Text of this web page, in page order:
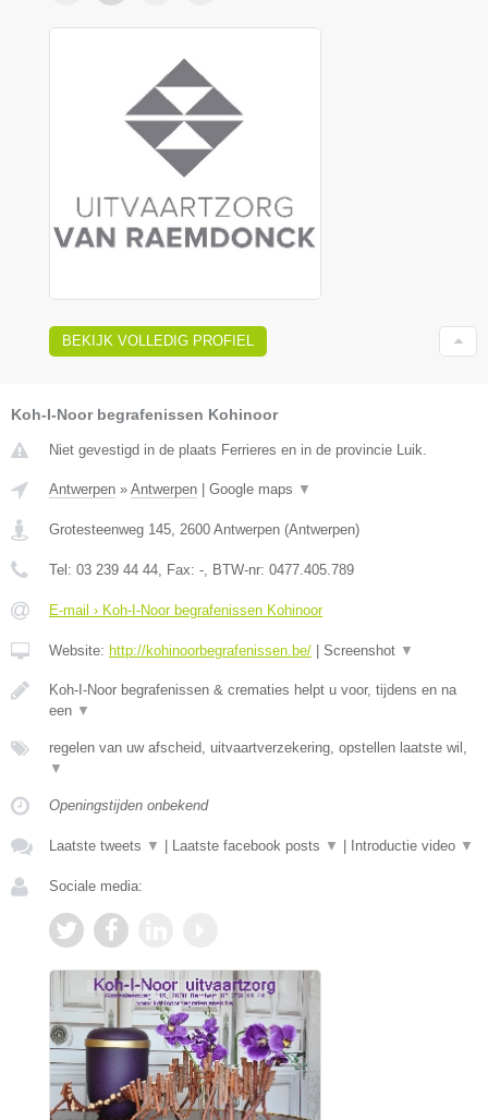
BEKIJK VOLLEDIG PROFIEL
Koh-I-Noor begrafenissen Kohinoor
Niet gevestigd in de plaats Ferrieres en in de provincie Luik.
Antwerpen » Antwerpen | Google maps ▼
Grotesteenweg 145 2600 Antwerpen (Antwerpen)
Tel: 03 239 44 44 , Fax: - , BTW-nr: 0477.405.789
E-mail › Koh-I-Noor begrafenissen Kohinoor
Website: http://kohinoorbegrafenissen.be/ | Screenshot ▼
Koh-I-Noor begrafenissen & crematies helpt u voor, tijdens en na
een ▼
regelen van uw afscheid, uitvaartverzekering, opstellen laatste wil,
▼
Openingstijden onbekend
Laatste tweets ▼ | Laatste facebook posts ▼ | Introductie video ▼
Sociale media: